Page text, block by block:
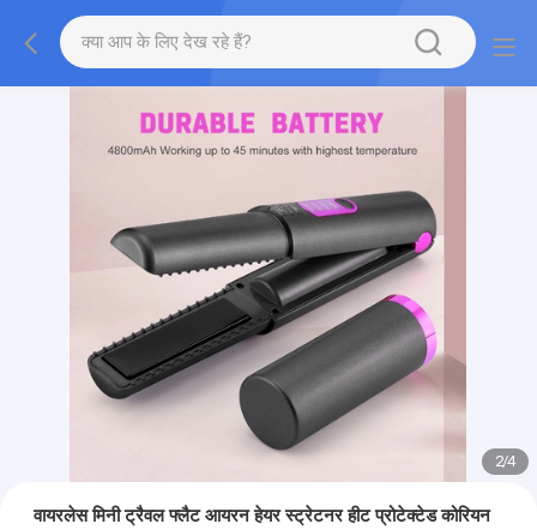
2/4
वायरलेस मिनी ट्रैवल फ्लैट आयरन हेयर स्ट्रेटनर हीट प्रोटेक्टेड कोरियन